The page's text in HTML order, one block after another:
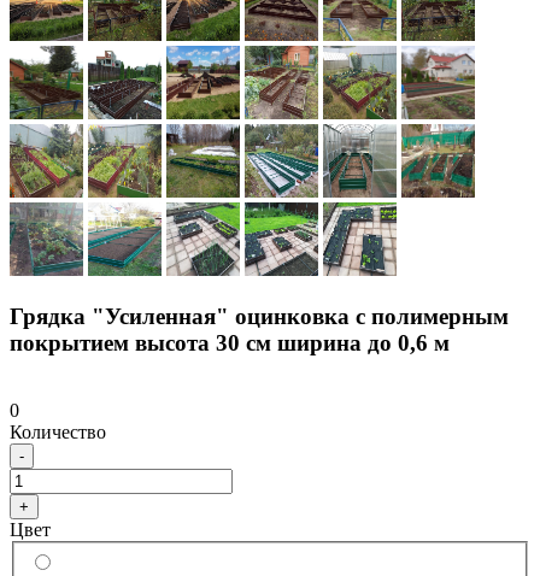
Грядка "Усиленная" оцинковка с полимерным
покрытием высота 30 см ширина до 0,6 м
0
Количество
-
+
Цвет